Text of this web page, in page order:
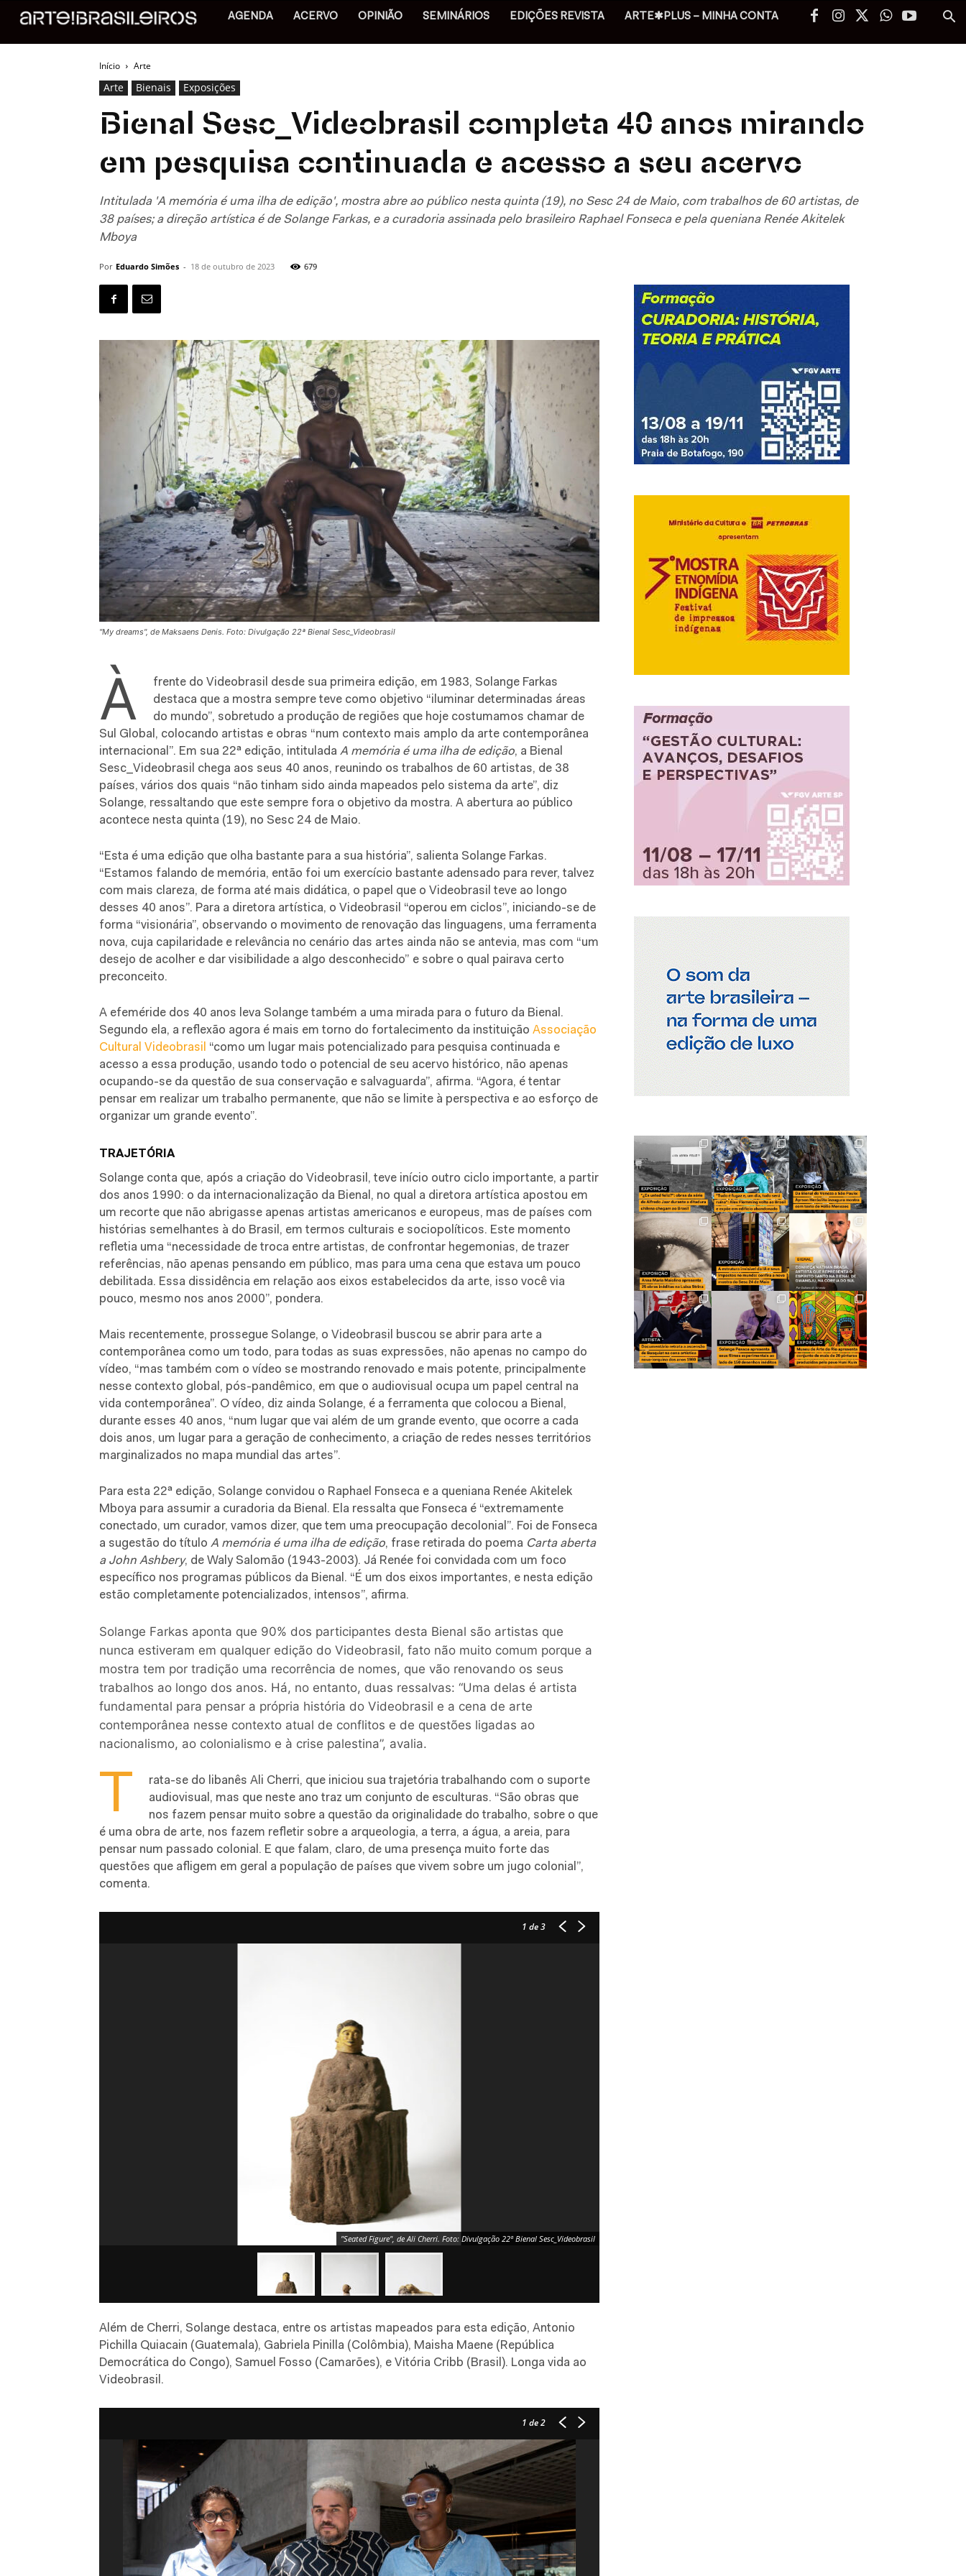
AGENDA ACERVO OPINIÃO SEMINÁRIOS EDIÇÕES REVISTA ARTE✱PLUS – MINHA CONTA
Início Arte
Arte Bienais Exposições
Bienal Sesc_Videobrasil completa 40 anos mirando
em pesquisa continuada e acesso a seu acervo
Intitulada 'A memória é uma ilha de edição', mostra abre ao público nesta quinta (19), no Sesc 24 de Maio, com trabalhos de 60 artistas, de
38 países; a direção artística é de Solange Farkas, e a curadoria assinada pelo brasileiro Raphael Fonseca e pela queniana Renée Akitelek
Mboya
Por Eduardo Simões - 18 de outubro de 2023 679
"My dreams", de Maksaens Denis. Foto: Divulgação 22ª Bienal Sesc_Videobrasil
À
frente do Videobrasil desde sua primeira edição, em 1983, Solange Farkas
destaca que a mostra sempre teve como objetivo “iluminar determinadas áreas
do mundo”, sobretudo a produção de regiões que hoje costumamos chamar de
Sul Global, colocando artistas e obras “num contexto mais amplo da arte contemporânea
internacional”. Em sua 22ª edição, intitulada A memória é uma ilha de edição, a Bienal
Sesc_Videobrasil chega aos seus 40 anos, reunindo os trabalhos de 60 artistas, de 38
países, vários dos quais “não tinham sido ainda mapeados pelo sistema da arte”, diz
Solange, ressaltando que este sempre fora o objetivo da mostra. A abertura ao público
acontece nesta quinta (19), no Sesc 24 de Maio.
“Esta é uma edição que olha bastante para a sua história”, salienta Solange Farkas.
“Estamos falando de memória, então foi um exercício bastante adensado para rever, talvez
com mais clareza, de forma até mais didática, o papel que o Videobrasil teve ao longo
desses 40 anos”. Para a diretora artística, o Videobrasil “operou em ciclos”, iniciando-se de
forma “visionária”, observando o movimento de renovação das linguagens, uma ferramenta
nova, cuja capilaridade e relevância no cenário das artes ainda não se antevia, mas com “um
desejo de acolher e dar visibilidade a algo desconhecido” e sobre o qual pairava certo
preconceito.
A efeméride dos 40 anos leva Solange também a uma mirada para o futuro da Bienal.
Segundo ela, a reflexão agora é mais em torno do fortalecimento da instituição Associação
Cultural Videobrasil “como um lugar mais potencializado para pesquisa continuada e
acesso a essa produção, usando todo o potencial de seu acervo histórico, não apenas
ocupando-se da questão de sua conservação e salvaguarda”, afirma. “Agora, é tentar
pensar em realizar um trabalho permanente, que não se limite à perspectiva e ao esforço de
organizar um grande evento”.
TRAJETÓRIA
Solange conta que, após a criação do Videobrasil, teve início outro ciclo importante, a partir
dos anos 1990: o da internacionalização da Bienal, no qual a diretora artística apostou em
um recorte que não abrigasse apenas artistas americanos e europeus, mas de países com
histórias semelhantes à do Brasil, em termos culturais e sociopolíticos. Este momento
refletia uma “necessidade de troca entre artistas, de confrontar hegemonias, de trazer
referências, não apenas pensando em público, mas para uma cena que estava um pouco
debilitada. Essa dissidência em relação aos eixos estabelecidos da arte, isso você via
pouco, mesmo nos anos 2000”, pondera.
Mais recentemente, prossegue Solange, o Videobrasil buscou se abrir para arte a
contemporânea como um todo, para todas as suas expressões, não apenas no campo do
vídeo, “mas também com o vídeo se mostrando renovado e mais potente, principalmente
nesse contexto global, pós-pandêmico, em que o audiovisual ocupa um papel central na
vida contemporânea”. O vídeo, diz ainda Solange, é a ferramenta que colocou a Bienal,
durante esses 40 anos, “num lugar que vai além de um grande evento, que ocorre a cada
dois anos, um lugar para a geração de conhecimento, a criação de redes nesses territórios
marginalizados no mapa mundial das artes”.
Para esta 22ª edição, Solange convidou o Raphael Fonseca e a queniana Renée Akitelek
Mboya para assumir a curadoria da Bienal. Ela ressalta que Fonseca é “extremamente
conectado, um curador, vamos dizer, que tem uma preocupação decolonial”. Foi de Fonseca
a sugestão do título A memória é uma ilha de edição, frase retirada do poema Carta aberta
a John Ashbery, de Waly Salomão (1943-2003). Já Renée foi convidada com um foco
específico nos programas públicos da Bienal. “É um dos eixos importantes, e nesta edição
estão completamente potencializados, intensos”, afirma.
Solange Farkas aponta que 90% dos participantes desta Bienal são artistas que
nunca estiveram em qualquer edição do Videobrasil, fato não muito comum porque a
mostra tem por tradição uma recorrência de nomes, que vão renovando os seus
trabalhos ao longo dos anos. Há, no entanto, duas ressalvas: “Uma delas é artista
fundamental para pensar a própria história do Videobrasil e a cena de arte
contemporânea nesse contexto atual de conflitos e de questões ligadas ao
nacionalismo, ao colonialismo e à crise palestina”, avalia.
T
rata-se do libanês Ali Cherri, que iniciou sua trajetória trabalhando com o suporte
audiovisual, mas que neste ano traz um conjunto de esculturas. “São obras que
nos fazem pensar muito sobre a questão da originalidade do trabalho, sobre o que
é uma obra de arte, nos fazem refletir sobre a arqueologia, a terra, a água, a areia, para
pensar num passado colonial. E que falam, claro, de uma presença muito forte das
questões que afligem em geral a população de países que vivem sobre um jugo colonial”,
comenta.
1 de 3
"Seated Figure", de Ali Cherri. Foto: Divulgação 22ª Bienal Sesc_Videobrasil
Além de Cherri, Solange destaca, entre os artistas mapeados para esta edição, Antonio
Pichilla Quiacain (Guatemala), Gabriela Pinilla (Colômbia), Maisha Maene (República
Democrática do Congo), Samuel Fosso (Camarões), e Vitória Cribb (Brasil). Longa vida ao
Videobrasil.
1 de 2